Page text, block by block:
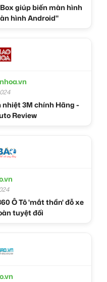
giúp biến màn hình
hình Android"
3M chính Hãng -
Review
Ô Tô 'mắt thần' đỗ xe
tuyệt đối